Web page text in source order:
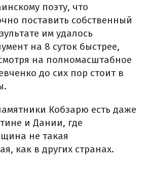
поэту, что
поставить собственный
им удалось
на 8 суток быстрее,
на полномасштабное
до сих пор стоит в
Кобзарю есть даже
и Дании, где
не такая
как в других странах.